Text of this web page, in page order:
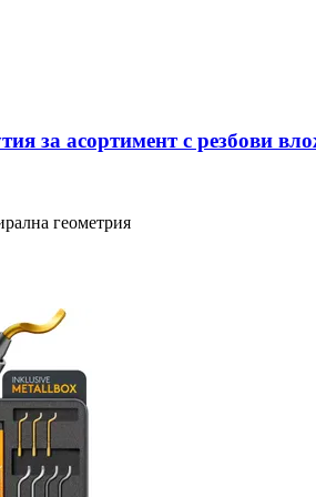
за асортимент с резбови
геометрия